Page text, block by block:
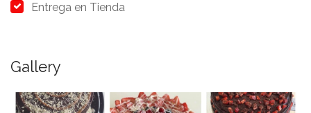
Entrega en Tienda
Gallery